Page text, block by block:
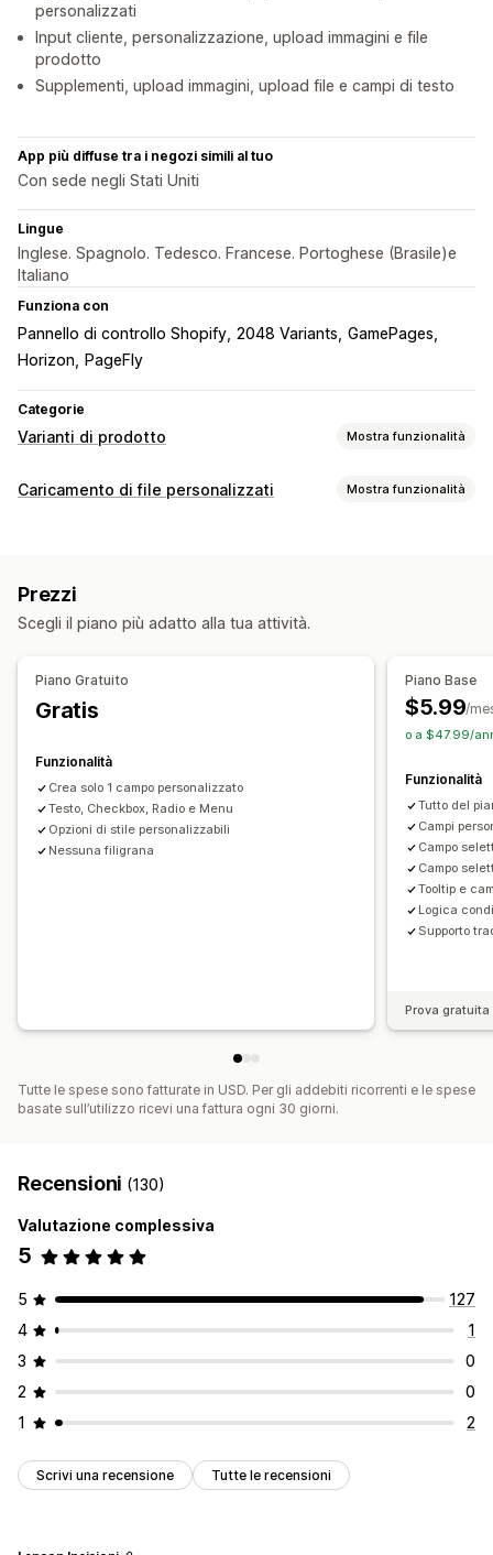
personalizzati
Input cliente, personalizzazione, upload immagini e file
prodotto
Supplementi, upload immagini, upload file e campi di testo
App più diffuse tra i negozi simili al tuo
Con sede negli Stati Uniti
Lingue
Inglese. Spagnolo. Tedesco. Francese. Portoghese (Brasile)e
Italiano
Funziona con
Pannello di controllo Shopify 2048 Variants GamePages
Horizon
PageFly
Categorie
Varianti di prodotto Mostra funzionalità
Personalizzazione
Prezzi
Componenti aggiuntivi
Scorte
Caricamento di file personalizzati Mostra funzionalità
Prezzi
Scegli il piano più adatto alla tua attività.
Piano Gratuito
Gratis
Funzionalità
Crea solo 1 campo personalizzato
Testo, Checkbox, Radio e Menu
Opzioni di stile personalizzabili
Nessuna filigrana
Piano Base
$5.99/
o a $47.99/
Funzionalità
Tutto del
Campi
Campo
Campo
Tooltip e
Logica
Supporto
Prova
Tutte le spese sono fatturate in USD. Per gli addebiti ricorrenti e le spese
basate sull’utilizzo ricevi una fattura ogni 30 giorni.
Recensioni (130)
Valutazione complessiva
5
5
127
4
1
3
0
2
0
1
2
Scrivi una recensione Tutte le recensioni